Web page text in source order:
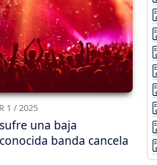
1 / 2025
una baja
banda cancela